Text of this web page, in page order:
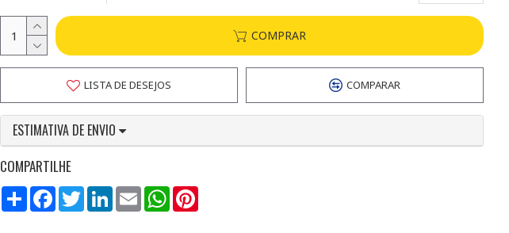
COMPRAR
LISTA DE DESEJOS COMPARAR
ESTIMATIVA DE ENVIO
COMPARTILHE
Compartilhar
FacebookTwitterLinkedInEmail WhatsApp